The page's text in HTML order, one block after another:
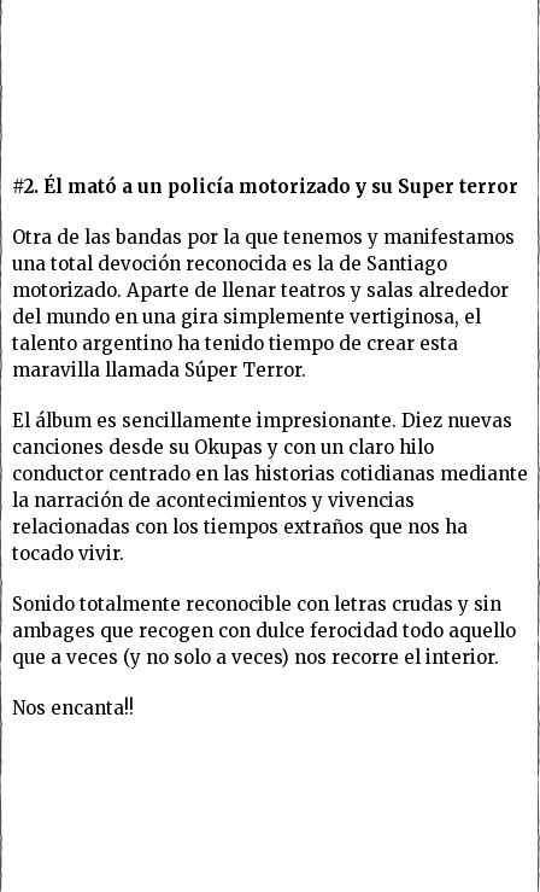
#2. Él mató a un policía motorizado y su Super terror
Otra de las bandas por la que tenemos y manifestamos
una total devoción reconocida es la de Santiago
motorizado. Aparte de llenar teatros y salas alrededor
del mundo en una gira simplemente vertiginosa, el
talento argentino ha tenido tiempo de crear esta
maravilla llamada Súper Terror.
El álbum es sencillamente impresionante. Diez nuevas
canciones desde su Okupas y con un claro hilo
conductor centrado en las historias cotidianas mediante
la narración de acontecimientos y vivencias
relacionadas con los tiempos extraños que nos ha
tocado vivir.
Sonido totalmente reconocible con letras crudas y sin
ambages que recogen con dulce ferocidad todo aquello
que a veces (y no solo a veces) nos recorre el interior.
Nos encanta!!